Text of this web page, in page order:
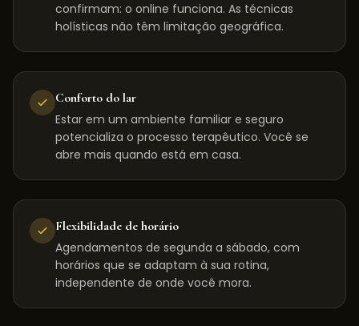
confirmam: o online funciona. As técnicas
holísticas não têm limitação geográfica.
Conforto do lar
Estar em um ambiente familiar e seguro
potencializa o processo terapêutico. Você se
abre mais quando está em casa.
Flexibilidade de horário
Agendamentos de segunda a sábado, com
horários que se adaptam à sua rotina,
independente de onde você mora.